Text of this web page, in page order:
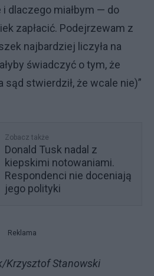
i dlaczego miałbym — do
zapłacić. Podejrzewam z
najbardziej liczyła na
świadczyć o tym, że
sąd stwierdził, że wcale nie)”
Zobacz także
Donald Tusk nadal z
kiepskimi notowaniami.
Respondenci nie doceniają
jego polityki
Reklama
Krzysztof Stanowski